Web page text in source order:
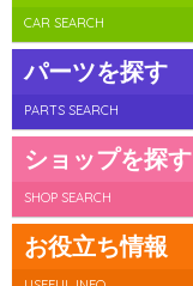
CAR SEARCH
パーツを探す
PARTS SEARCH
ショップを探す
SHOP SEARCH
お役立ち情報